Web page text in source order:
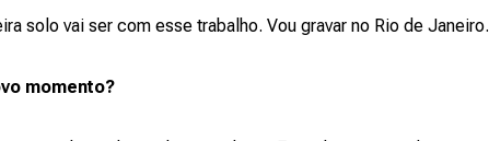
solo vai ser com esse trabalho. Vou gravar no Rio de Janeiro.
momento?